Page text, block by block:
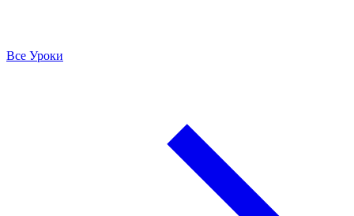
Все Уроки